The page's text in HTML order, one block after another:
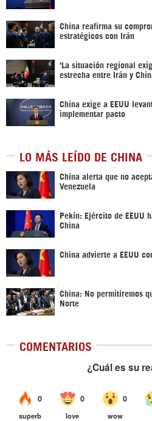
China reafirma su
estratégicos con Irán
‘La situación regional
estrecha entre Irán y
China exige a EEUU
implementar pacto
LO MÁS LEÍDO DE CHINA
China alerta que no
Venezuela
Pekín: Ejército de EEUU
China
China advierte a EEUU
China: No permitiremos
Norte
COMENTARIOS